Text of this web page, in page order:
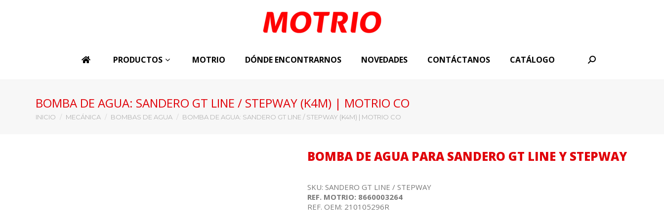
PRODUCTOS MOTRIO DÓNDE ENCONTRARNOS NOVEDADES CONTÁCTANOS CATÁLOGO Buscar:
BOMBA DE AGUA: SANDERO GT LINE / STEPWAY (K4M) | MOTRIO CO
Estás aquí:
INICIO MECÁNICA BOMBAS DE AGUA BOMBA DE AGUA: SANDERO GT LINE / STEPWAY (K4M) | MOTRIO CO
BOMBA DE AGUA PARA SANDERO GT LINE Y STEPWAY
SKU: SANDERO GT LINE / STEPWAY
REF. MOTRIO: 8660003264
REF. OEM: 210105296R